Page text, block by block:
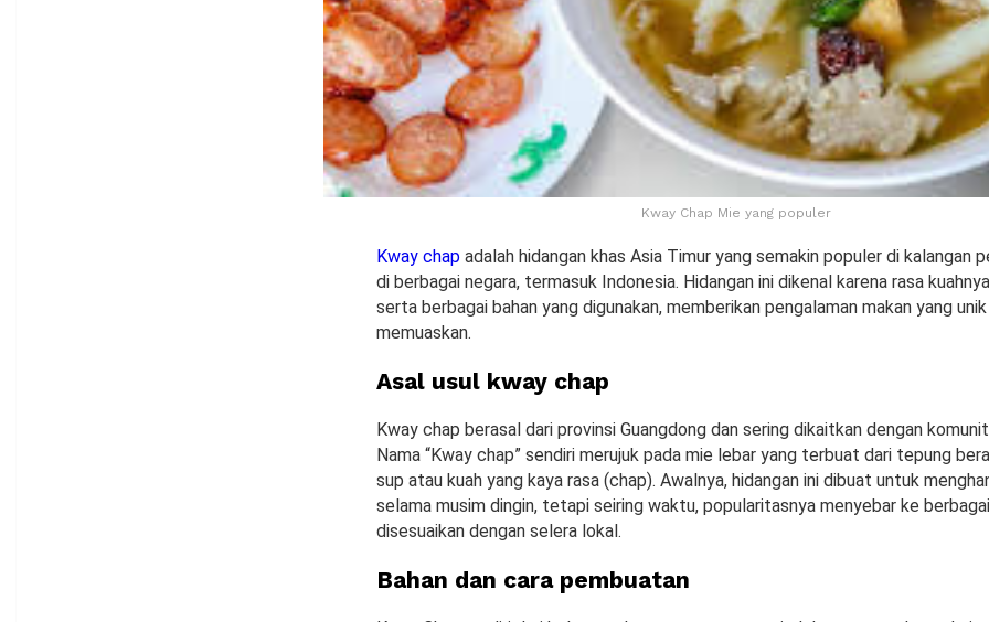
Kway Chap Mie yang populer
Kway chap adalah hidangan khas Asia Timur yang semakin populer di kalangan
di berbagai negara, termasuk Indonesia. Hidangan ini dikenal karena rasa
serta berbagai bahan yang digunakan, memberikan pengalaman makan yang
memuaskan.
Asal usul kway chap
Kway chap berasal dari provinsi Guangdong dan sering dikaitkan dengan
Nama “Kway chap” sendiri merujuk pada mie lebar yang terbuat dari tepung
sup atau kuah yang kaya rasa (chap). Awalnya, hidangan ini dibuat untuk
selama musim dingin, tetapi seiring waktu, popularitasnya menyebar ke
disesuaikan dengan selera lokal.
Bahan dan cara pembuatan